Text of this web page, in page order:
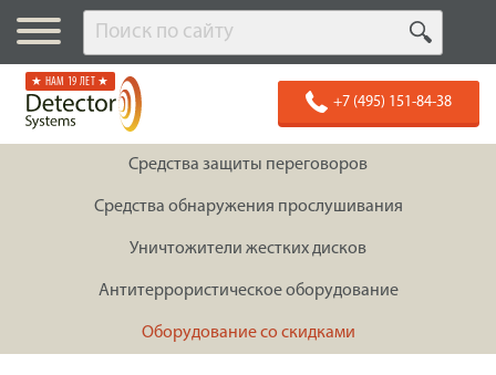
★ НАМ 19 ЛЕТ ★
+7 (495) 151-84-38
Средства защиты переговоров
Средства обнаружения прослушивания
Уничтожители жестких дисков
Антитеррористическое оборудование
Оборудование со скидками